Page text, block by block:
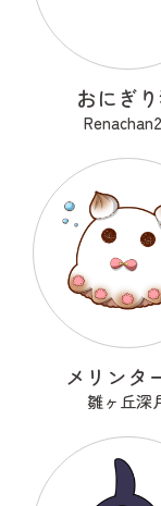
おにぎ
メリンタ
雛ヶ丘深